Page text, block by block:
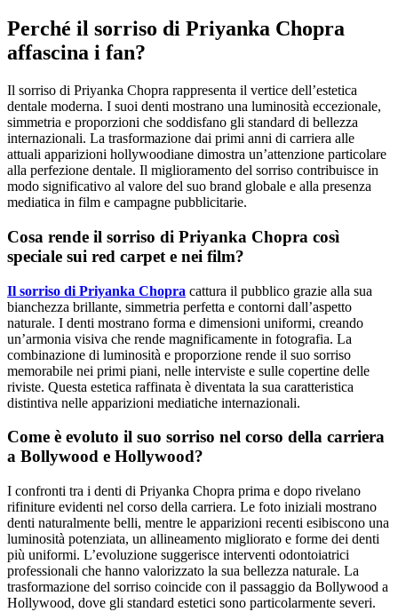
Perché il sorriso di Priyanka Chopra
affascina i fan?
Il sorriso di Priyanka Chopra rappresenta il vertice dell’estetica
dentale moderna. I suoi denti mostrano una luminosità eccezionale,
simmetria e proporzioni che soddisfano gli standard di bellezza
internazionali. La trasformazione dai primi anni di carriera alle
attuali apparizioni hollywoodiane dimostra un’attenzione particolare
alla perfezione dentale. Il miglioramento del sorriso contribuisce in
modo significativo al valore del suo brand globale e alla presenza
mediatica in film e campagne pubblicitarie.
Cosa rende il sorriso di Priyanka Chopra così
speciale sui red carpet e nei film?
Il sorriso di Priyanka Chopra cattura il pubblico grazie alla sua
bianchezza brillante, simmetria perfetta e contorni dall’aspetto
naturale. I denti mostrano forma e dimensioni uniformi, creando
un’armonia visiva che rende magnificamente in fotografia. La
combinazione di luminosità e proporzione rende il suo sorriso
memorabile nei primi piani, nelle interviste e sulle copertine delle
riviste. Questa estetica raffinata è diventata la sua caratteristica
distintiva nelle apparizioni mediatiche internazionali.
Come è evoluto il suo sorriso nel corso della carriera
a Bollywood e Hollywood?
I confronti tra i denti di Priyanka Chopra prima e dopo rivelano
rifiniture evidenti nel corso della carriera. Le foto iniziali mostrano
denti naturalmente belli, mentre le apparizioni recenti esibiscono una
luminosità potenziata, un allineamento migliorato e forme dei denti
più uniformi. L’evoluzione suggerisce interventi odontoiatrici
professionali che hanno valorizzato la sua bellezza naturale. La
trasformazione del sorriso coincide con il passaggio da Bollywood a
Hollywood, dove gli standard estetici sono particolarmente severi.